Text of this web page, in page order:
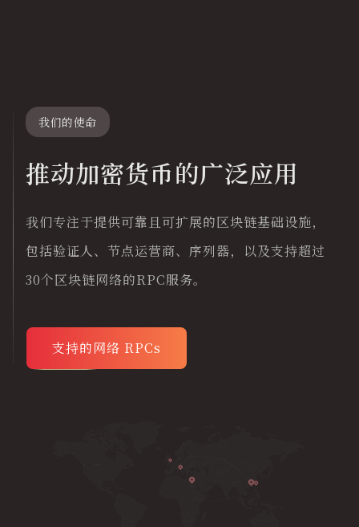
我们的使命
推动加密货币的广泛应用
我们专注于提供可靠且可扩展的区块链基础设施，
包括验证人、节点运营商、序列器，以及支持超过
30个区块链网络的RPC服务。
支持的网络 RPCs